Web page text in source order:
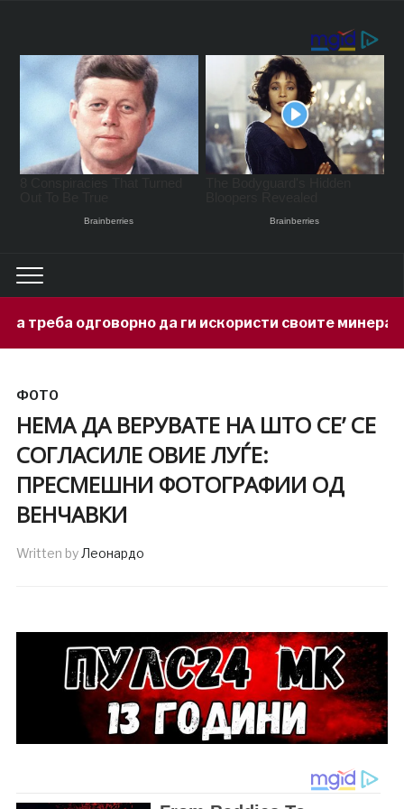
да ги искористи своите минерални богатства
ФОТО
НЕМА ДА ВЕРУВАТЕ НА ШТО СЕ’ СЕ
СОГЛАСИЛЕ ОВИЕ ЛУЃЕ:
ПРЕСМЕШНИ ФОТОГРАФИИ ОД
ВЕНЧАВКИ
Written byЛеонардо